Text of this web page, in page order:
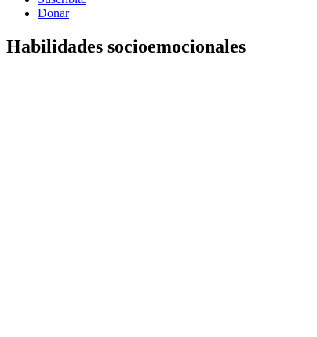
Donar
Habilidades socioemocionales